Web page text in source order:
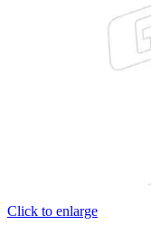
Click to enlarge